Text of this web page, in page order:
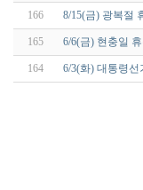
166 8/15(금) 광복절
165 6/6(금) 현충일
164 6/3(화) 대통령선